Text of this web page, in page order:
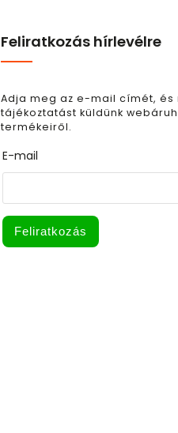
Feliratkozás hírlevélre
Adja meg az e-mail címét, és
tájékoztatást küldünk
termékeiről.
E-mail
Feliratkozás